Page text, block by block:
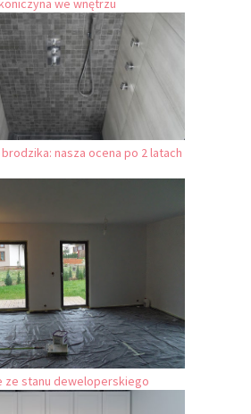
we wnętrzu
nasza ocena po 2 latach
ze stanu deweloperskiego